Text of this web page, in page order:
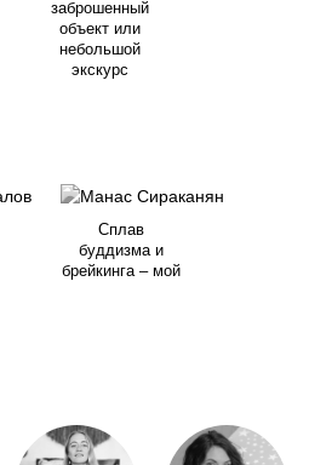
заброшенный
объект или
небольшой
экскурс
Сплав
буддизма и
брейкинга – мой